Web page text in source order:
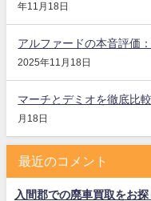
年11月18日
アルファードの本音評価
2025年11月18日
マーチとデミオを徹底比
月18日
最近のコメント
入間郡での廃車買取をお